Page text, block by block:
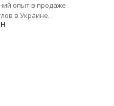
опыт в продаже
в Украине.